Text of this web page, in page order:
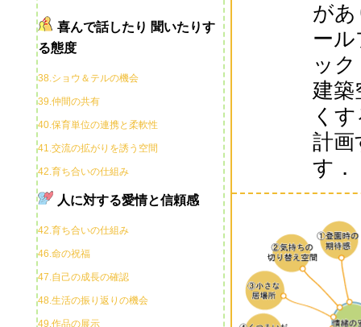
喜んで話したり 聞いたりす
る態度
38.ショウ＆テルの機会
39.仲間の共有
40.保育単位の連携と柔軟性
41.交流の拡がりを誘う空間
42.育ち合いの仕組み
人に対する愛情と信頼感
42.育ち合いの仕組み
46.命の祝福
47.自己の成長の確認
48.生活の振り返りの機会
49.作品の展示
が
ー
ッ
建築
く
計画
す．